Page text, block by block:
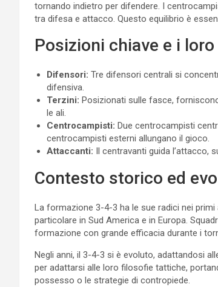
tornando indietro per difendere. I
tra difesa e attacco. Questo equilibrio è
Posizioni chiave e i
Difensori: Tre difensori centrali si
difensiva.
Terzini: Posizionati sulle fasce,
le ali.
Centrocampisti: Due centrocampisti
centrocampisti esterni allungano il gioco.
Attaccanti: Il centravanti guida
Contesto storico ed
La formazione 3-4-3 ha le sue radici nei primi
particolare in Sud America e in Europa.
formazione con grande efficacia durante i
Negli anni, il 3-4-3 si è evoluto, adattandosi
per adattarsi alle loro filosofie tattiche,
possesso o le strategie di contropiede.